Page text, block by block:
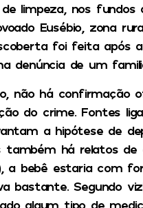
limpeza, nos fundos
Eusébio, zona
foi feita após a
denúncia de um
não há confirmação
do crime. Fontes
a hipótese de
também há relatos de
a bebê estaria com
bastante. Segundo
algum tipo de